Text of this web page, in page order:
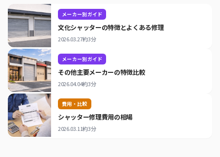
電動シャッターの開閉機故障
リモコン・受光ユニットの不良
スラットの変形・サビ
型番・製造年の確認方法
メーカー修理と一般修理業者の違い
三和シャッター修理の費用目安
まとめ
付録：本記事で使用した専門用語一覧
メーカー別ガイド
文化シャッターの特徴とよくある修理
2026.03.27約3分
メーカー別ガイド
その他主要メーカーの特徴比較
2026.04.04約3分
費用・比較
シャッター修理費用の相場
2026.03.11約3分